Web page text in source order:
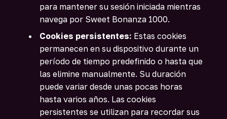
para mantener su sesión iniciada mientras
navega por Sweet Bonanza 1000.
Cookies persistentes: Estas cookies
permanecen en su dispositivo durante un
período de tiempo predefinido o hasta que
las elimine manualmente. Su duración
puede variar desde unas pocas horas
hasta varios años. Las cookies
persistentes se utilizan para recordar sus